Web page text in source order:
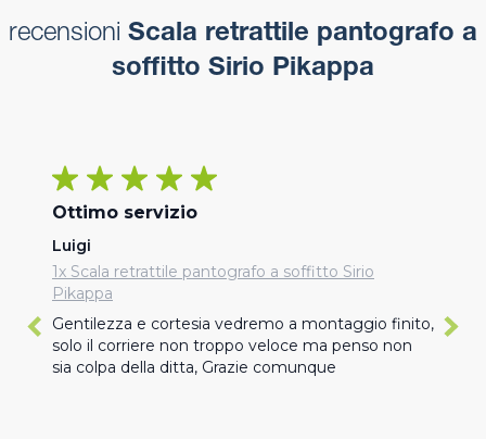
recensioni Scala retrattile pantografo a
soffitto Sirio Pikappa
Ottimo servizio
Luigi
1x Scala retrattile pantografo a soffitto Sirio
Pikappa
Gentilezza e cortesia vedremo a montaggio finito,
solo il corriere non troppo veloce ma penso non
sia colpa della ditta, Grazie comunque